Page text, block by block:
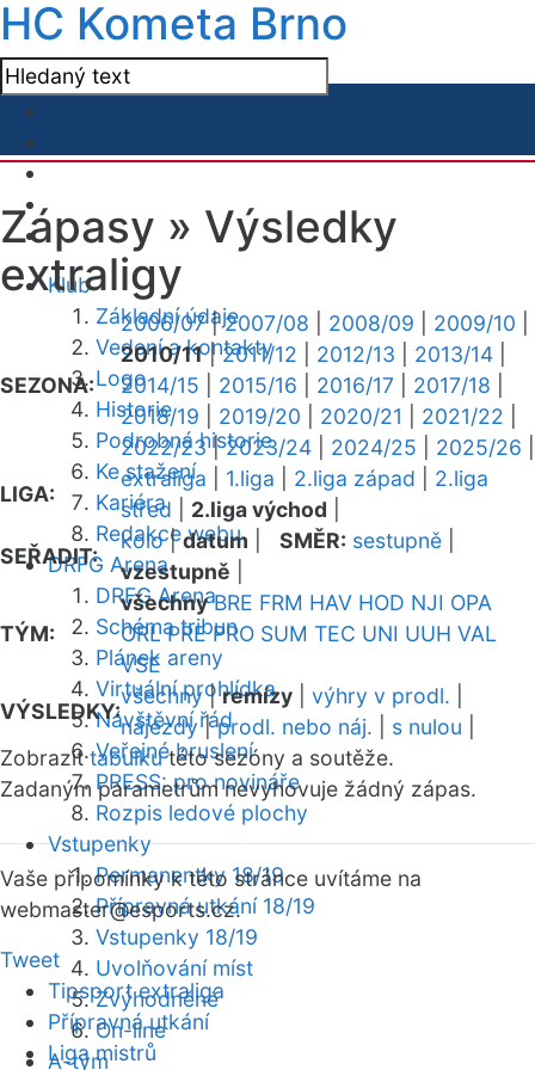
HC Kometa Brno
Klub
Základní údaje
Vedení a kontakty
Logo
Historie
Podrobná historie
Ke stažení
Kariéra
Redakce webu
DRFG Arena
DRFG Arena
Schéma tribun
Plánek areny
Virtuální prohlídka
Návštěvní řád
Veřejné bruslení
PRESS: pro novináře
Rozpis ledové plochy
Vstupenky
Permanentky 18/19
Přípravná utkání 18/19
Vstupenky 18/19
Uvolňování míst
Zvýhodněné
On-line
A-tým
Zápasy » Výsledky
extraligy
SEZONA:
2006/07|2007/08 2008/09 2009/10
2010/11|2011/12 2012/13 2013/14
2014/15
2015/16 2016/17 2017/18
2018/19
2019/20 2020/21 2021/22
2022/23|2023/24 2024/25 2025/26
LIGA:
extraliga 1.liga 2.liga západ
2.liga
střed
2.liga východ
SEŘADIT:
kolo|datum SMĚR: sestupně
vzestupně
TÝM:
všechny BRE FRM HAV HOD NJI OPA
ORL PRE PRO SUM TEC UNI UUH VAL
VSE
VÝSLEDKY:
všechny|remízy výhry v prodl.
nájezdy|prodl. nebo náj. s nulou
Zobrazittabulkutéto sezóny a soutěže.
Zadaným parametrům nevyhovuje žádný zápas.
Vaše připomínky k této stránce uvítáme na
webmaster@esports.cz.
Tweet
Tipsport extraliga
Přípravná utkání
Liga mistrů